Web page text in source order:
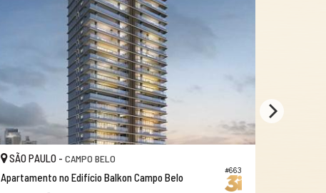
#663
SÃO PAULO - CAMPO BELO
Apartamento no Edifício Balkon Campo Belo